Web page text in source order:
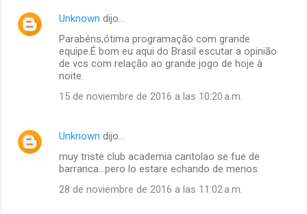
Unknown dijo…
Parabéns,ótima programação com grande
equipe.É bom eu aqui do Brasil escutar a opinião
de vcs com relação ao grande jogo de hoje à
noite.
15 de noviembre de 2016 a las 10:20 a.m.
Unknown dijo…
muy triste club academia cantolao se fue de
barranca...pero lo estare echando de menos.
28 de noviembre de 2016 a las 11:02 a.m.